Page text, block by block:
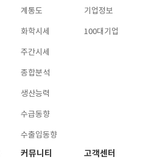
계통도
화학시세
주간시세
종합분석
생산능력
수급동향
수출입동향
기업정보
100대기업
커뮤니티 고객센터